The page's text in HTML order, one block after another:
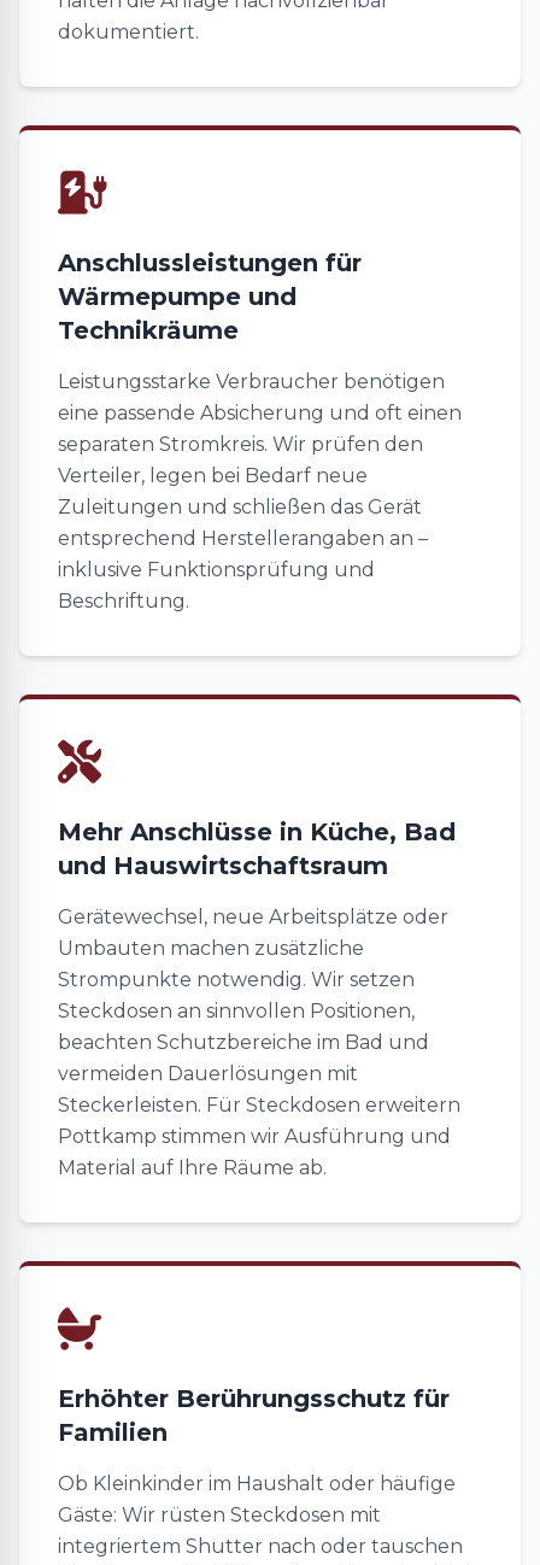
dokumentiert.
Anschlussleistungen für
Wärmepumpe und
Technikräume
Leistungsstarke Verbraucher benötigen
eine passende Absicherung und oft einen
separaten Stromkreis. Wir prüfen den
Verteiler, legen bei Bedarf neue
Zuleitungen und schließen das Gerät
entsprechend Herstellerangaben an –
inklusive Funktionsprüfung und
Beschriftung.
Mehr Anschlüsse in Küche, Bad
und Hauswirtschaftsraum
Gerätewechsel, neue Arbeitsplätze oder
Umbauten machen zusätzliche
Strompunkte notwendig. Wir setzen
Steckdosen an sinnvollen Positionen,
beachten Schutzbereiche im Bad und
vermeiden Dauerlösungen mit
Steckerleisten. Für Steckdosen erweitern
Pottkamp stimmen wir Ausführung und
Material auf Ihre Räume ab.
Erhöhter Berührungsschutz für
Familien
Ob Kleinkinder im Haushalt oder häufige
Gäste: Wir rüsten Steckdosen mit
integriertem Shutter nach oder tauschen